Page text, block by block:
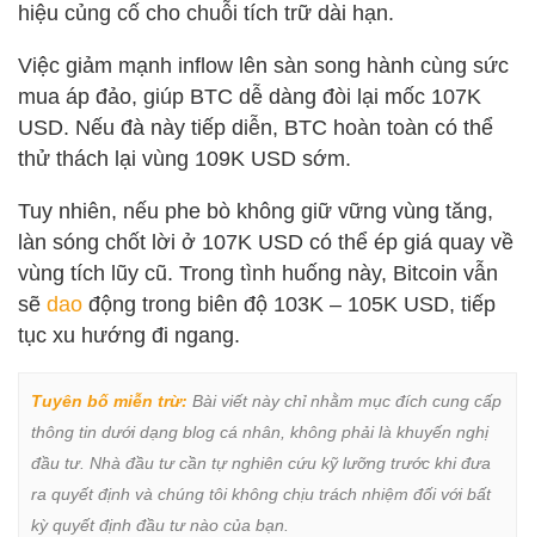
hiệu củng cố cho chuỗi tích trữ dài hạn.
Việc giảm mạnh inflow lên sàn song hành cùng sức
mua áp đảo, giúp BTC dễ dàng đòi lại mốc 107K
USD. Nếu đà này tiếp diễn, BTC hoàn toàn có thể
thử thách lại vùng 109K USD sớm.
Tuy nhiên, nếu phe bò không giữ vững vùng tăng,
làn sóng chốt lời ở 107K USD có thể ép giá quay về
vùng tích lũy cũ. Trong tình huống này, Bitcoin vẫn
sẽ dao động trong biên độ 103K – 105K USD, tiếp
tục xu hướng đi ngang.
Tuyên bố miễn trừ: Bài viết này chỉ nhằm mục đích cung cấp
thông tin dưới dạng blog cá nhân, không phải là khuyến nghị
đầu tư. Nhà đầu tư cần tự nghiên cứu kỹ lưỡng trước khi đưa
ra quyết định và chúng tôi không chịu trách nhiệm đối với bất
kỳ quyết định đầu tư nào của bạn.